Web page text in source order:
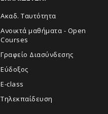
Ακαδ. Ταυτότητα
Ανοικτά μαθήματα - Open
Courses
Γραφείο Διασύνδεσης
Εύδοξος
E-class
Τηλεκπαίδευση